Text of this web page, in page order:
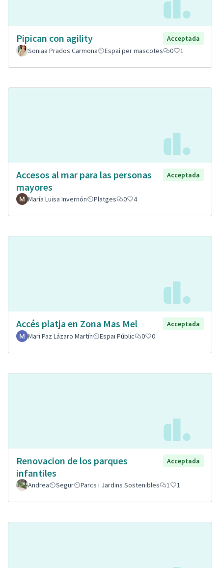
Pipican con agility
Acceptada
Soniaa Prados Carmona
Espai per mascotes 0 1
Accesos al mar para las personas
mayores
Acceptada
María Luisa Invernón Platges 0 4
Accés platja en Zona Mas Mel
Acceptada
Mari Paz Lázaro Martín
Espai Públic 0 0
Renovacion de los parques
infantiles
Acceptada
Andrea Segur Parcs i Jardins Sostenibles 1 1